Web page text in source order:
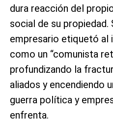
dura reacción del
social de su propiedad.
empresario etiquetó al
como un “comunista
profundizando la
aliados y encendiendo
guerra política y
enfrenta.